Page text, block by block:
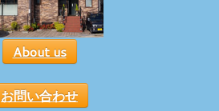
About us
お問い合わせ